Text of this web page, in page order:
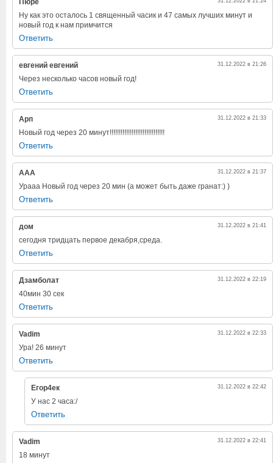
Ну как это осталось 1 священный часик и 47 самых лучших минут и
новый год к нам примчится
Ответить
евгений евгений 31.12.2022 в 21:26
Через несколько часов новый год!
Ответить
Арп 31.12.2022 в 21:33
Новый год через 20 минут!!!!!!!!!!!!!!!!!!!!!!!!!!!!!!
Ответить
ААА 31.12.2022 в 21:37
Урааа Новый год через 20 мин (а может быть даже гранат:) )
Ответить
дом 31.12.2022 в 21:41
сегодня тридцать первое декабря,среда.
Ответить
Дзамболат 31.12.2022 в 22:19
40мин 30 сек
Ответить
Vadim 31.12.2022 в 22:33
Ура! 26 минут
Ответить
Егор4ек 31.12.2022 в 22:42
У нас 2 часа:/
Ответить
Vadim 31.12.2022 в 22:41
18 минут